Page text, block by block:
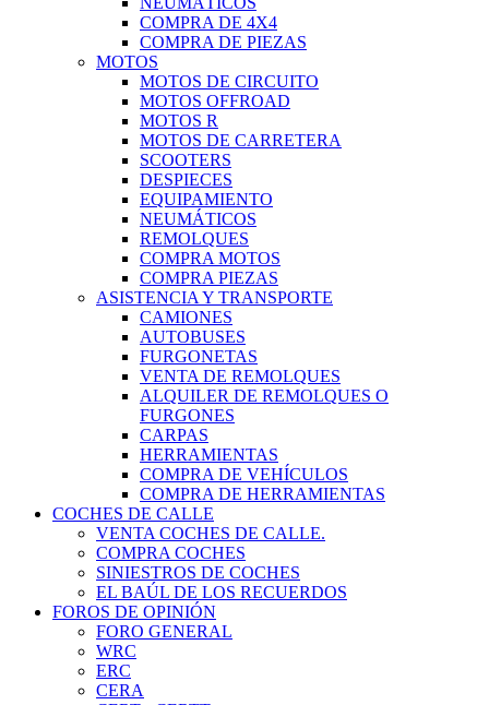
COMPRA DE 4X4
COMPRA DE PIEZAS
MOTOS
MOTOS DE CIRCUITO
MOTOS OFFROAD
MOTOS R
MOTOS DE CARRETERA
SCOOTERS
DESPIECES
EQUIPAMIENTO
NEUMÁTICOS
REMOLQUES
COMPRA MOTOS
COMPRA PIEZAS
ASISTENCIA Y TRANSPORTE
CAMIONES
AUTOBUSES
FURGONETAS
VENTA DE REMOLQUES
ALQUILER DE REMOLQUES O
FURGONES
CARPAS
HERRAMIENTAS
COMPRA DE VEHÍCULOS
COMPRA DE HERRAMIENTAS
COCHES DE CALLE
VENTA COCHES DE CALLE.
COMPRA COCHES
SINIESTROS DE COCHES
EL BAÚL DE LOS RECUERDOS
FOROS DE OPINIÓN
FORO GENERAL
WRC
ERC
CERA